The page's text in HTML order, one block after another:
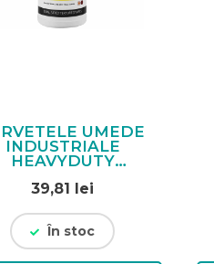
UMEDE
INDUSTRIALE
HEAVYDUTY
80 BUC
39,81 lei
În stoc